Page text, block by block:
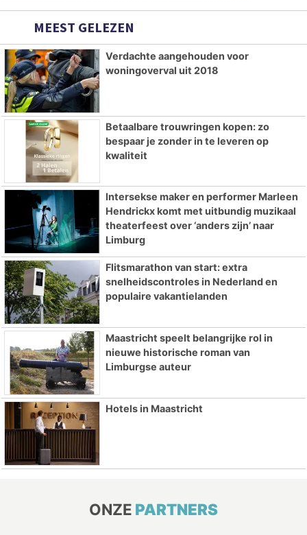
MEEST GELEZEN
Verdachte aangehouden voor
woningoverval uit 2018
Betaalbare trouwringen kopen: zo
bespaar je zonder in te leveren op
kwaliteit
Intersekse maker en performer Marleen
Hendrickx komt met uitbundig muzikaal
theaterfeest over ‘anders zijn’ naar
Limburg
Flitsmarathon van start: extra
snelheidscontroles in Nederland en
populaire vakantielanden
Maastricht speelt belangrijke rol in
nieuwe historische roman van
Limburgse auteur
Hotels in Maastricht
ONZE PARTNERS